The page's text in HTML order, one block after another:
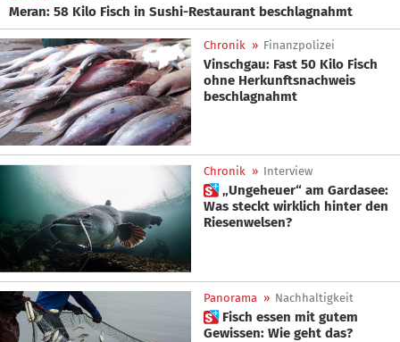
Meran: 58 Kilo Fisch in Sushi-Restaurant beschlagnahmt
Chronik » Finanzpolizei
Vinschgau: Fast 50 Kilo Fisch
ohne Herkunftsnachweis
beschlagnahmt
Chronik » Interview
 „Ungeheuer“ am Gardasee:
Was steckt wirklich hinter den
Riesenwelsen?
Panorama » Nachhaltigkeit
 Fisch essen mit gutem
Gewissen: Wie geht das?